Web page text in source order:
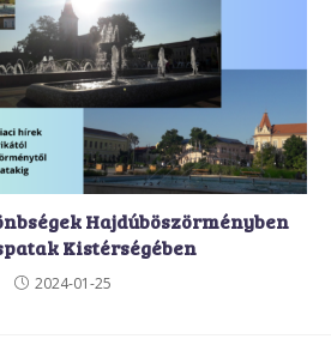
Hajdúböszörményben
Kistérségében
2024-01-25